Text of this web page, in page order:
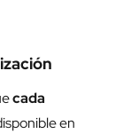
cada
en